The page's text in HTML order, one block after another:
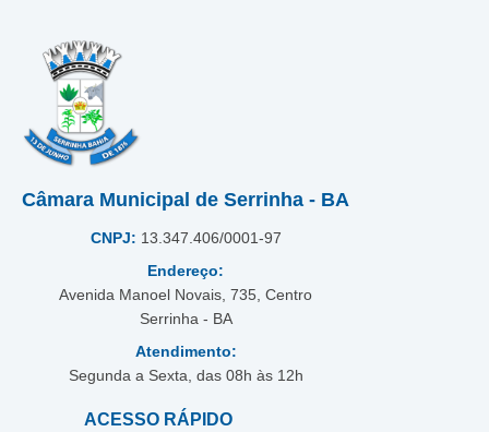
Câmara Municipal de Serrinha - BA
CNPJ: 13.347.406/0001-97
Endereço:
Avenida Manoel Novais, 735, Centro
Serrinha - BA
Atendimento:
Segunda a Sexta, das 08h às 12h
ACESSO RÁPIDO